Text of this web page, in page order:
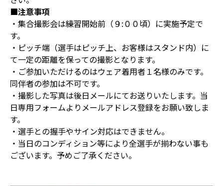
■注意事項
・集合撮影会は練習開始前（９:００頃）に実施予定で
す。
・ピッチ端（選手はピッチ上、お客様はスタンド内）に
て一定の距離を保っての撮影となります。
・ご参加いただけるのはウェア着用者１名様のみです。
同伴者の参加は不可です。
・撮影した写真は後日メールにてお送りいたします。当
日専用フォームよりメールアドレス登録をお願い致しま
す。
・選手との握手やサイン対応はできません。
・当日のコンディション等により全選手が揃わない事も
ございます。予めご了承ください。